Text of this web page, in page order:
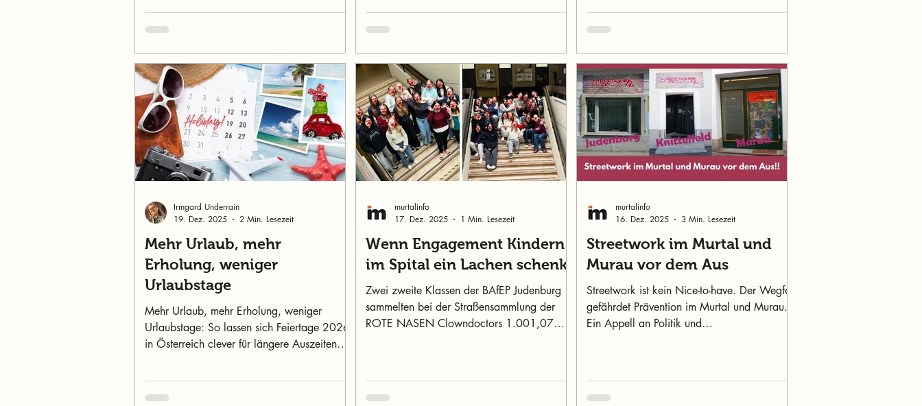
Mehr Urlaub, mehr
Erholung, weniger
Urlaubstage
Mehr Urlaub, mehr Erholung, weniger
Urlaubstage: So lassen sich Feiertage 2026
in Österreich clever für längere Auszeiten
Irmgard Underrain
19. Dez. 2025
2 Min. Lesezeit
Wenn Engagement Kindern
im Spital ein Lachen schenkt
Zwei zweite Klassen der BAfEP Judenburg
sammelten bei der Straßensammlung der
ROTE NASEN Clowndoctors 1.001,07
murtalinfo
17. Dez. 2025
1 Min. Lesezeit
Streetwork im Murtal und
Murau vor dem Aus
Streetwork ist kein Nice-to-have. Der Wegfall
gefährdet Prävention im Murtal und Murau.
Ein Appell an Politik und
murtalinfo
16. Dez. 2025
3 Min. Lesezeit